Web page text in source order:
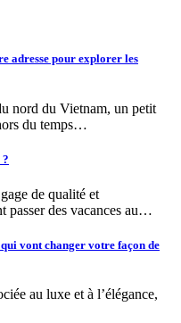
adresse pour explorer les
nord du Vietnam, un petit
du temps…
de qualité et
passer des vacances au…
vont changer votre façon de
au luxe et à l’élégance,